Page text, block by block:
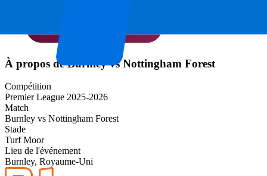
À propos de Burnley vs Nottingham Forest
Compétition
Premier League 2025-2026
Match
Burnley vs Nottingham Forest
Stade
Turf Moor
Lieu de l'événement
Burnley, Royaume-Uni